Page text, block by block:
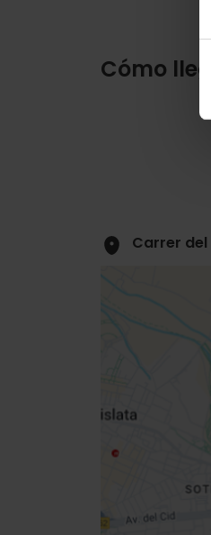
Cómo
Carrer del
sidebar